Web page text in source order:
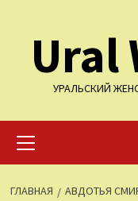
содержимому
Ural
УРАЛЬСКИЙ
меню
ГЛАВНАЯ АВДОТЬЯ